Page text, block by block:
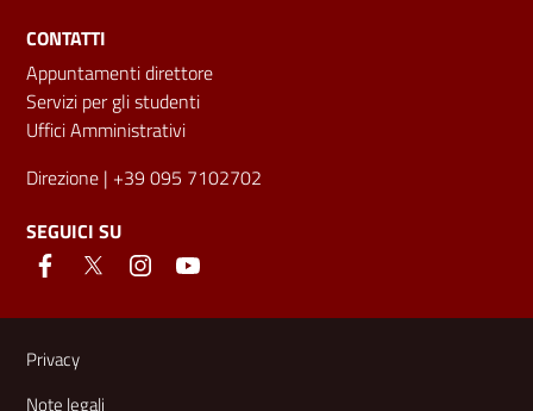
CONTATTI
Appuntamenti direttore
Servizi per gli studenti
Uffici Amministrativi
Direzione | +39 095 7102702
SEGUICI SU
Link e informazioni utili
Privacy
Note legali